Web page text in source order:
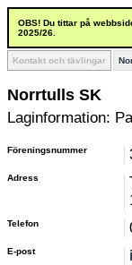
OBS! Du tittar på
2025/26.
Kontakt och tävlingar
Norrtulls SK
Laginformation:
Föreningsnummer
Adress
Telefon
E-post